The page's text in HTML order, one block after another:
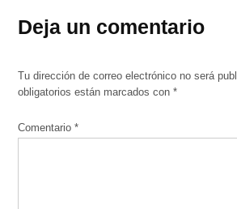
Deja un comentario
Tu dirección de correo electrónico no será
obligatorios están marcados con*
Comentario*